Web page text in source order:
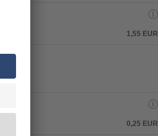
1,55 EUR
0,25 EUR